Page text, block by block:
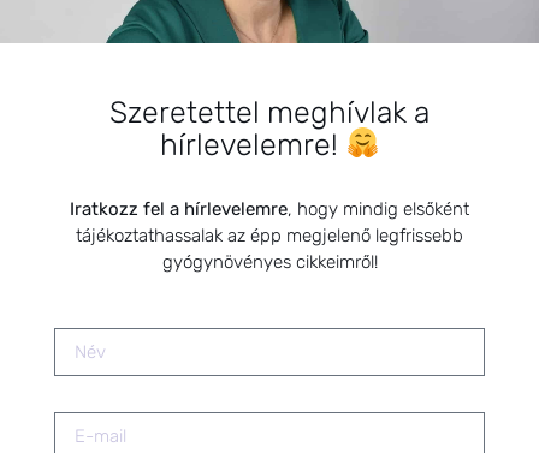
A nárcizmus és az
emésztőrendszer betegségei
Longevity – Gyógynövény
használat a KÉK ZÓNÁKban
Depresszió kezelése természetes
módszerekkel
A példamutatás ereje
Szeretettel meghívlak a
hírlevelemre!
Iratkozz fel a hírlevelemre, hogy mindig elsőként
tájékoztathassalak az épp megjelenő legfrissebb
gyógynövényes cikkeimről!